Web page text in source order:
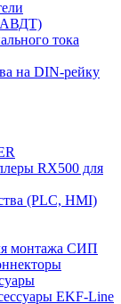
тока
на DIN-рейку
RX500 для
(PLC, HMI)
монтажа СИП
EKF-Line